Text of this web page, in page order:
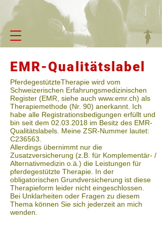
EMR-Qualitätslabel
PferdegestützteTherapie wird vom
Schweizerischen Erfahrungsmedizinischen
Register (EMR, siehe auch www.emr.ch) als
Therapiemethode (Nr. 90) anerkannt. Ich
habe alle Registrationsbedigungen erfüllt und
bin seit dem 02.03.2018 im Besitz des EMR-
Qualitätslabels. Meine ZSR-Nummer lautet:
C236563.
Allerdings übernimmt nur die
Zusatzversicherung (z.B. für Komplementär- /
Alternativmedizin o.ä.) die Leistungen für
pferdegestützte Therapie. In der
obligatorischen Grundversicherung ist diese
Therapieform leider nicht eingeschlossen.
Bei Unklarheiten oder Fragen zu diesem
Thema können Sie sich jederzeit an mich
wenden.